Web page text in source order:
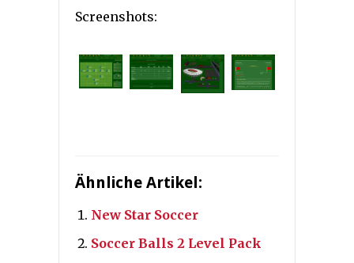
Screenshots:
Ähnliche Artikel:
New Star Soccer
Soccer Balls 2 Level Pack